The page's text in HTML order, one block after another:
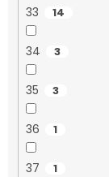
33 14
34 3
35 3
36 1
37 1